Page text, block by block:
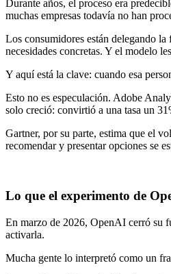
Durante años, el proceso era
muchas empresas todavía no han
Los consumidores están delegando
necesidades concretas. Y el modelo
Y aquí está la clave: cuando esa
Esto no es especulación. Adobe
solo creció: convirtió a una tasa un
Gartner, por su parte, estima que el
recomendar y presentar opciones se
Lo que el experimento de
En marzo de 2026, OpenAI cerró su
activarla.
Mucha gente lo interpretó como un